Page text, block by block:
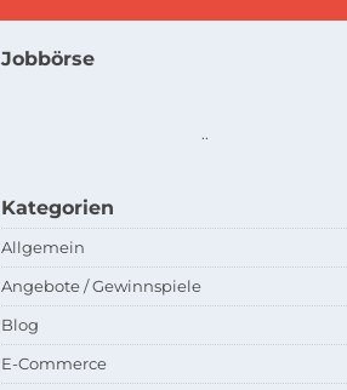
Jobbörse
..
Kategorien
Allgemein
Angebote / Gewinnspiele
Blog
E-Commerce